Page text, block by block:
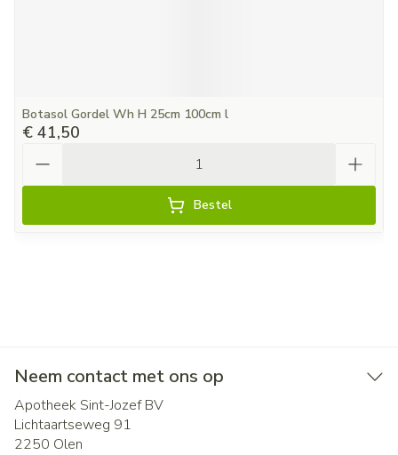
Botasol Gordel Wh H 25cm 100cm l
€ 41,50
Bestel
Neem contact met ons op
Apotheek Sint-Jozef BV
Lichtaartseweg 91
2250 Olen